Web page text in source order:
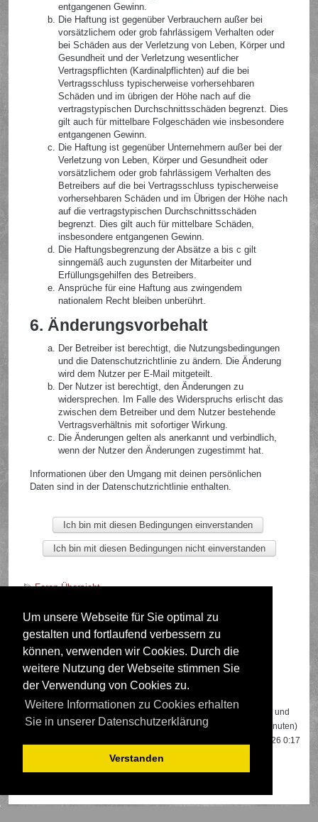
Um unsere Webseite für Sie optimal zu
gestalten und fortlaufend verbessern zu
können, verwenden wir Cookies. Durch die
weitere Nutzung der Webseite stimmen Sie
der Verwendung von Cookies zu.
Weitere Informationen zu Cookies erhalten
Sie in unserer Datenschutzerklärung
Verstanden
entgangenen Gewinn.
Die Haftung ist gegenüber Verbrauchern außer bei
vorsätzlichem oder grob fahrlässigem Verhalten oder
bei Schäden aus der Verletzung von Leben, Körper und
Gesundheit und der Verletzung wesentlicher
Vertragspflichten (Kardinalpflichten) auf die bei
Vertragsschluss typischerweise vorhersehbaren
Schäden und im übrigen der Höhe nach auf die
vertragstypischen Durchschnittsschäden begrenzt. Dies
gilt auch für mittelbare Folgeschäden wie insbesondere
entgangenen Gewinn.
Die Haftung ist gegenüber Unternehmern außer bei der
Verletzung von Leben, Körper und Gesundheit oder
vorsätzlichem oder grob fahrlässigem Verhalten des
Betreibers auf die bei Vertragsschluss typischerweise
vorhersehbaren Schäden und im Übrigen der Höhe nach
auf die vertragstypischen Durchschnittsschäden
begrenzt. Dies gilt auch für mittelbare Schäden,
insbesondere entgangenen Gewinn.
Die Haftungsbegrenzung der Absätze a bis c gilt
sinngemäß auch zugunsten der Mitarbeiter und
Erfüllungsgehilfen des Betreibers.
Ansprüche für eine Haftung aus zwingendem
nationalem Recht bleiben unberührt.
6. Änderungsvorbehalt
Der Betreiber ist berechtigt, die Nutzungsbedingungen
und die Datenschutzrichtlinie zu ändern. Die Änderung
wird dem Nutzer per E-Mail mitgeteilt.
Der Nutzer ist berechtigt, den Änderungen zu
widersprechen. Im Falle des Widerspruchs erlischt das
zwischen dem Betreiber und dem Nutzer bestehende
Vertragsverhältnis mit sofortiger Wirkung.
Die Änderungen gelten als anerkannt und verbindlich,
wenn der Nutzer den Änderungen zugestimmt hat.
Informationen über den Umgang mit deinen persönlichen
Daten sind in der Datenschutzrichtlinie enthalten.
Foren-Übersicht
Deutsche Übersetzung durchphpBB.de
Wer ist online?
Insgesamt sind457Besucher online: 2 registrierte, 0 unsichtbare und
455 Gäste (basierend auf den aktiven Besuchern der letzten 5 Minuten)
Besuchern, die am 13.04.2026 0:17
gleichzeitig online waren.